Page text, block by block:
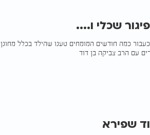
שכלי ו....
כמה חודשים המומחים טענו שהילד בכלל מחונן
עם הרב צביקה בן דוד
שפירא